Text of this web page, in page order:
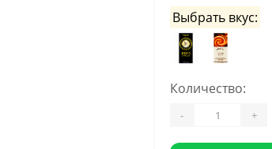
Выбрать вкус:
Количество:
- +